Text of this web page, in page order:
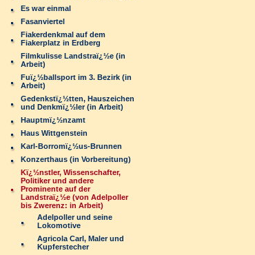
Es war einmal
Fasanviertel
Fiakerdenkmal auf dem
Fiakerplatz in Erdberg
Filmkulisse Landstraï¿½e (in
Arbeit)
Fuï¿½ballsport im 3. Bezirk (in
Arbeit)
Gedenkstï¿½tten, Hauszeichen
und Denkmï¿½ler (in Arbeit)
Hauptmï¿½nzamt
Haus Wittgenstein
Karl-Borromï¿½us-Brunnen
Konzerthaus (in Vorbereitung)
Kï¿½nstler, Wissenschafter,
Politiker und andere
Prominente auf der
Landstraï¿½e (von Adelpoller
bis Zwerenz: in Arbeit)
Adelpoller und seine
Lokomotive
Agricola Carl, Maler und
Kupferstecher